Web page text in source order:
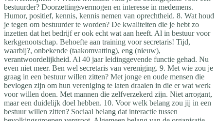
bestuurder? Doorzettingsvermogen en interesse in medemens.
Humor, positief, kennis, kennis nemen van oprechtheid. 8. Wat houd
je tegen om bestuurder te worden? De kwaliteiten die je hebt zo
inzetten dat het bedrijf er ook echt wat aan heeft. Al in bestuur voor
kerkgenootschap. Behoefte aan training voor secretaris! Tijd,
waarbij?, onbekende (taakomvatting), eng (nieuw),
verantwoordelijkheid. Al 40 jaar leidinggevende functie gehad. Nu
even niet meer. Ben wel secretaris van vereniging. 9. Met wie zou je
graag in een bestuur willen zitten? Met jonge en oude mensen die
bevlogen zijn om hun vereniging te laten draaien in die er wat werk
voor willen doen. Met mannen die zelfverzekerd zijn. Niet arrogant,
maar een duidelijk doel hebben. 10. Voor welk belang zou jij in een
bestuur willen zitten? Sociaal belang dat interactie tussen